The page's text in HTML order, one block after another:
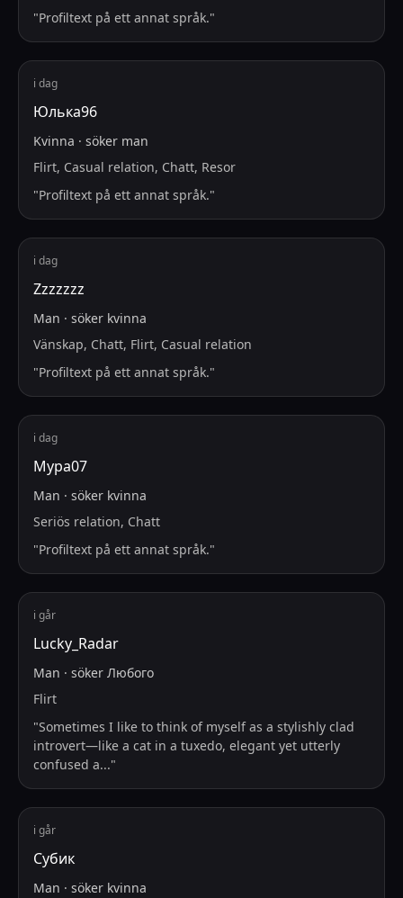
"Profiltext på ett annat språk."
i dag
Юлька96
Kvinna · söker man
Flirt, Casual relation, Chatt, Resor
"Profiltext på ett annat språk."
i dag
Zzzzzzz
Man · söker kvinna
Vänskap, Chatt, Flirt, Casual relation
"Profiltext på ett annat språk."
i dag
Мура07
Man · söker kvinna
Seriös relation, Chatt
"Profiltext på ett annat språk."
i går
Lucky_Radar
Man · söker Любого
Flirt
"Sometimes I like to think of myself as a stylishly clad
introvert—like a cat in a tuxedo, elegant yet utterly
confused a..."
i går
Субик
Man · söker kvinna